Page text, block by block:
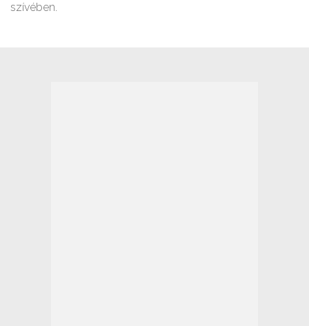
szívében.